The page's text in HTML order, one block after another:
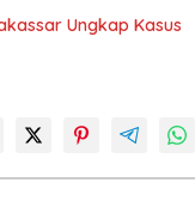
Ungkap Kasus